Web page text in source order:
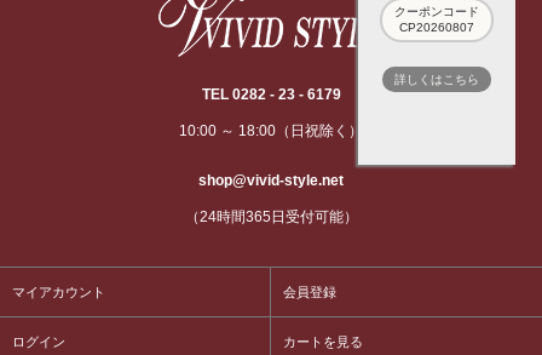
TEL 0282 - 23 - 6179
10:00 ～ 18:00（日祝除く）
shop@vivid-style.net
（24時間365日受付可能）
マイアカウント 会員登録
ログイン カートを見る
クーポンコード
CP20260807
詳しくはこちら